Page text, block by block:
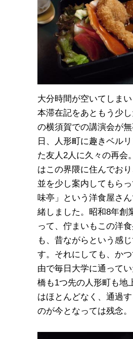
大分時間が空いてしま
本滞在記をあともう少
の横須賀での講演会が
日、人形町に趣きベル
た友人2人に久々の再会
はこの界隈に住んでお
並を少し案内してもら
味亭」という洋食屋さ
緒しました。昭和8年創
って、佇まいもこの洋
も、昔ながらという感
す。それにしても、か
由で毎日大学に通って
橋も1つ先の人形町も地
はほとんどなく、通過
のが今となっては残念。